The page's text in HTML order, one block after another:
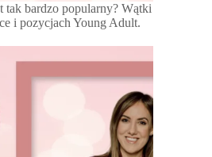
tak bardzo popularny? Wątki
i pozycjach Young Adult.